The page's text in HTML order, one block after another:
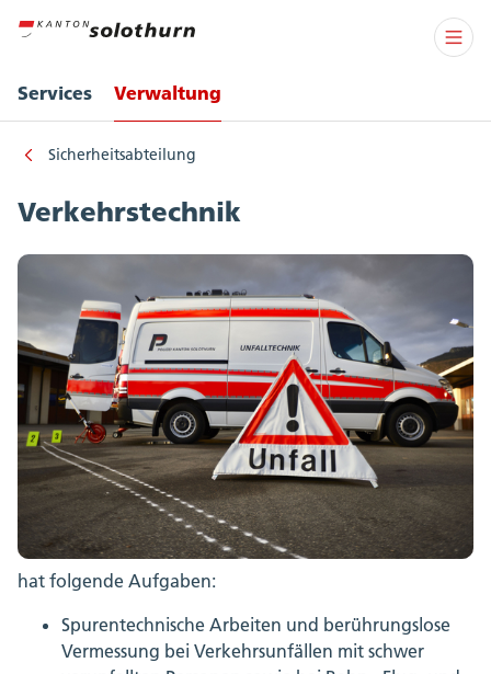
Services Verwaltung
Sicherheitsabteilung
Verkehrstechnik
hat folgende Aufgaben:
Spurentechnische Arbeiten und berührungslose
Vermessung bei Verkehrsunfällen mit schwer